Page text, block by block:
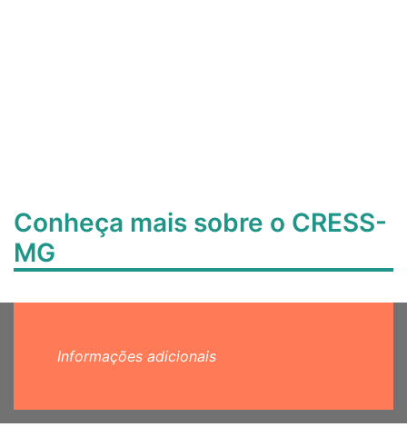
Conheça mais sobre o CRESS-
MG
Informações adicionais